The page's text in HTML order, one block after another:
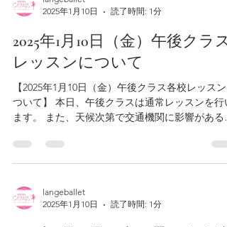
2025年1月10日
読了時間: 1分
2025年1月10日（金）午後クラス
レッスンについて
【2025年1月10日（金）午後クラス各校レッスン
ついて】 本日、午後クラスは通常レッスンを行い
ます。 また、天候次第で交通機関に影響がある場
程宜しくお願い致します。 また皆様気を付けてお
過ごし下さい。 2025年1月10日...
langeballet
2025年1月10日
読了時間: 1分